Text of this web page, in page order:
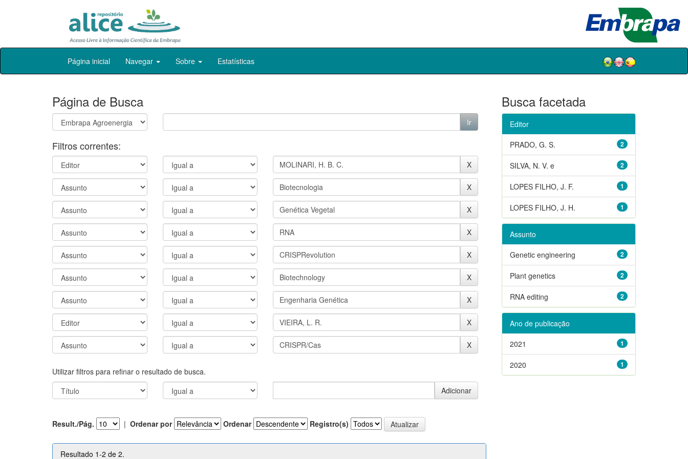
Skip
Página inicial Navegar Sobre Estatísticas
Página de Busca
Filtros correntes:
Utilizar filtros para refinar o resultado de busca.
Result./Pág. | Ordenar por Ordenar Registro(s)
Resultado 1-2 de 2.
Busca facetada
Editor
2
PRADO, G. S.
2
SILVA, N. V. e
1
LOPES FILHO, J. F.
1
LOPES FILHO, J. H.
Assunto
2
Genetic engineering
2
Plant genetics
2
RNA editing
Ano de publicação
1
2021
1
2020